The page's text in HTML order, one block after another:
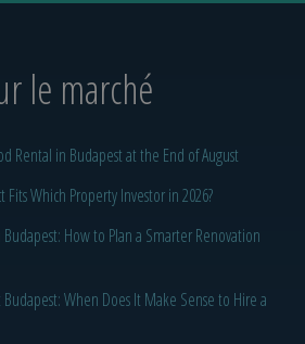
le marché
Rental in Budapest at the End of August
Which Property Investor in 2026?
How to Plan a Smarter Renovation
When Does It Make Sense to Hire a